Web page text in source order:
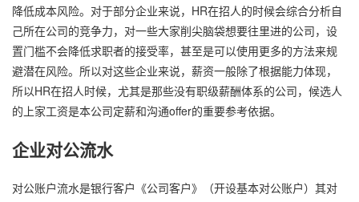
降低成本风险。对于部分企业来说，HR在招人的时候会综合分析自
己所在公司的竞争力，对一些大家削尖脑袋想要往里进的公司，设
置门槛不会降低求职者的接受率，甚至是可以使用更多的方法来规
避潜在风险。所以对这些企业来说，薪资一般除了根据能力体现，
所以HR在招人时候，尤其是那些没有职级薪酬体系的公司，候选人
的上家工资是本公司定薪和沟通offer的重要参考依据。
企业对公流水
对公账户流水是银行客户《公司客户》（开设基本对公账户）其对